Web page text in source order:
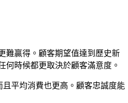
難贏得。顧客期望值達到歷史新
何時候都更取決於顧客滿意度。
平均消費也更高。顧客忠誠度能